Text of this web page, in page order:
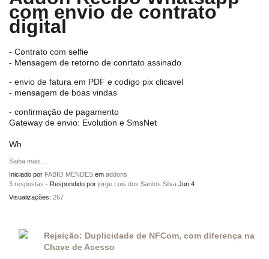
com envio de contrato
digital
- Contrato com selfie
- Mensagem de retorno de conrtato assinado
- envio de fatura em PDF e codigo pix clicavel
- mensagem de boas vindas
- confirmação de pagamento
Gateway de envio: Evolution e SmsNet
Wh
Saiba mais…
Iniciado por FABIO MENDES em addons
3 respostas · Respondido por jorge Luis dos Santos Silva Jun 4
Visualizações: 267
Rejeição: Duplicidade de NFCom, com diferença na
Chave de Acesso